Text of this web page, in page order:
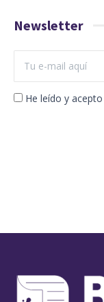
Newsletter
He leído y